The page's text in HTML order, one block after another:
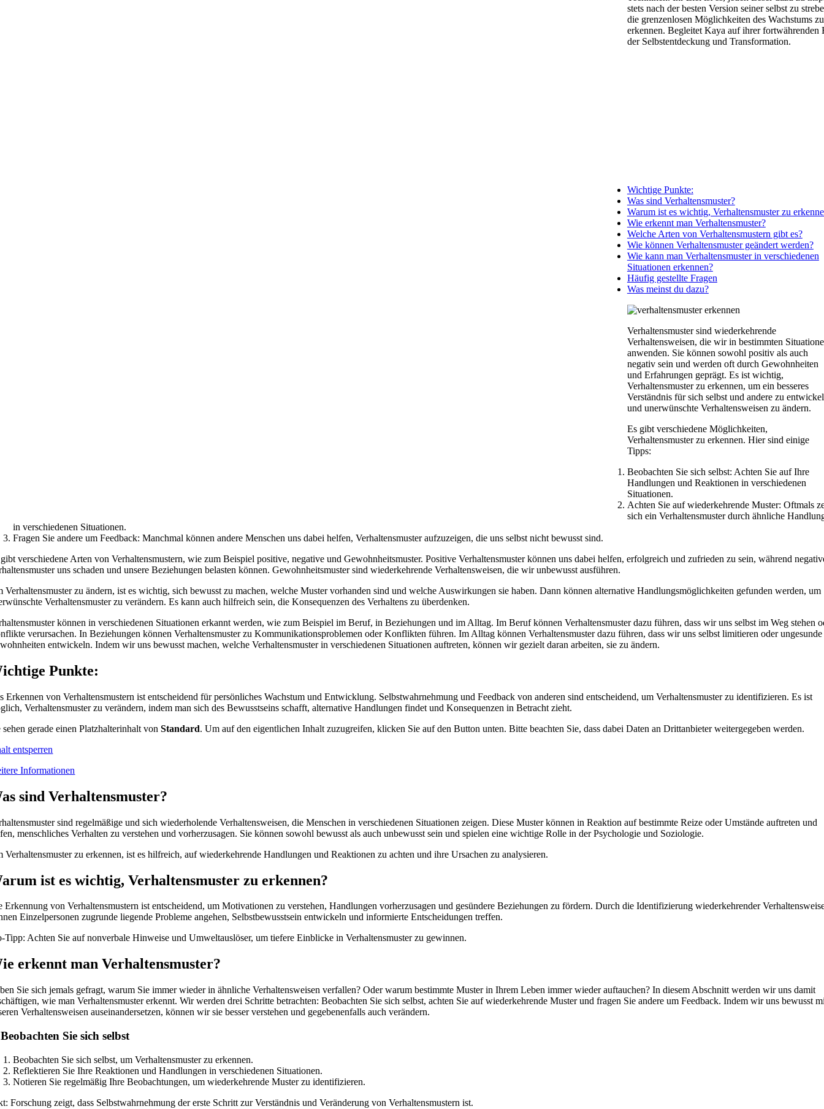
stets nach der besten Version seiner selbst zu
die grenzenlosen Möglichkeiten des Wachstums zu
erkennen. Begleitet Kaya auf ihrer fortwährenden
der Selbstentdeckung und Transformation.
Wichtige Punkte:
Was sind Verhaltensmuster?
Warum ist es wichtig, Verhaltensmuster zu
Wie erkennt man Verhaltensmuster?
Welche Arten von Verhaltensmustern gibt es?
Wie können Verhaltensmuster geändert werden?
Wie kann man Verhaltensmuster in verschiedenen
Situationen erkennen?
Häufig gestellte Fragen
Was meinst du dazu?
Verhaltensmuster sind wiederkehrende
Verhaltensweisen, die wir in bestimmten
anwenden. Sie können sowohl positiv als auch
negativ sein und werden oft durch Gewohnheiten
und Erfahrungen geprägt. Es ist wichtig,
Verhaltensmuster zu erkennen, um ein besseres
Verständnis für sich selbst und andere zu
und unerwünschte Verhaltensweisen zu ändern.
Es gibt verschiedene Möglichkeiten,
Verhaltensmuster zu erkennen. Hier sind einige
Tipps:
Beobachten Sie sich selbst: Achten Sie auf Ihre
Handlungen und Reaktionen in verschiedenen
Situationen.
Achten Sie auf wiederkehrende Muster: Oftmals
sich ein Verhaltensmuster durch ähnliche
in verschiedenen Situationen.
Fragen Sie andere um Feedback: Manchmal können andere Menschen uns dabei helfen, Verhaltensmuster aufzuzeigen, die uns selbst nicht bewusst sind.
verschiedene Arten von Verhaltensmustern, wie zum Beispiel positive, negative und Gewohnheitsmuster. Positive Verhaltensmuster können uns dabei helfen, erfolgreich und zufrieden zu sein, während
uns schaden und unsere Beziehungen belasten können. Gewohnheitsmuster sind wiederkehrende Verhaltensweisen, die wir unbewusst ausführen.
Verhaltensmuster zu ändern, ist es wichtig, sich bewusst zu machen, welche Muster vorhanden sind und welche Auswirkungen sie haben. Dann können alternative Handlungsmöglichkeiten gefunden werden, um
Verhaltensmuster zu verändern. Es kann auch hilfreich sein, die Konsequenzen des Verhaltens zu überdenken.
können in verschiedenen Situationen erkannt werden, wie zum Beispiel im Beruf, in Beziehungen und im Alltag. Im Beruf können Verhaltensmuster dazu führen, dass wir uns selbst im Weg stehen
verursachen. In Beziehungen können Verhaltensmuster zu Kommunikationsproblemen oder Konflikten führen. Im Alltag können Verhaltensmuster dazu führen, dass wir uns selbst limitieren oder ungesunde
entwickeln. Indem wir uns bewusst machen, welche Verhaltensmuster in verschiedenen Situationen auftreten, können wir gezielt daran arbeiten, sie zu ändern.
Punkte:
Erkennen von Verhaltensmustern ist entscheidend für persönliches Wachstum und Entwicklung. Selbstwahrnehmung und Feedback von anderen sind entscheidend, um Verhaltensmuster zu identifizieren. Es ist
Verhaltensmuster zu verändern, indem man sich des Bewusstseins schafft, alternative Handlungen findet und Konsequenzen in Betracht zieht.
sehen gerade einen Platzhalterinhalt vonStandard. Um auf den eigentlichen Inhalt zuzugreifen, klicken Sie auf den Button unten. Bitte beachten Sie, dass dabei Daten an Drittanbieter weitergegeben werden.
entsperren
Informationen
sind Verhaltensmuster?
sind regelmäßige und sich wiederholende Verhaltensweisen, die Menschen in verschiedenen Situationen zeigen. Diese Muster können in Reaktion auf bestimmte Reize oder Umstände auftreten und
menschliches Verhalten zu verstehen und vorherzusagen. Sie können sowohl bewusst als auch unbewusst sein und spielen eine wichtige Rolle in der Psychologie und Soziologie.
Verhaltensmuster zu erkennen, ist es hilfreich, auf wiederkehrende Handlungen und Reaktionen zu achten und ihre Ursachen zu analysieren.
ist es wichtig, Verhaltensmuster zu erkennen?
Erkennung von Verhaltensmustern ist entscheidend, um Motivationen zu verstehen, Handlungen vorherzusagen und gesündere Beziehungen zu fördern. Durch die Identifizierung wiederkehrender
Einzelpersonen zugrunde liegende Probleme angehen, Selbstbewusstsein entwickeln und informierte Entscheidungen treffen.
Tipp: Achten Sie auf nonverbale Hinweise und Umweltauslöser, um tiefere Einblicke in Verhaltensmuster zu gewinnen.
erkennt man Verhaltensmuster?
Sie sich jemals gefragt, warum Sie immer wieder in ähnliche Verhaltensweisen verfallen? Oder warum bestimmte Muster in Ihrem Leben immer wieder auftauchen? In diesem Abschnitt werden wir uns damit
wie man Verhaltensmuster erkennt. Wir werden drei Schritte betrachten: Beobachten Sie sich selbst, achten Sie auf wiederkehrende Muster und fragen Sie andere um Feedback. Indem wir uns bewusst
Verhaltensweisen auseinandersetzen, können wir sie besser verstehen und gegebenenfalls auch verändern.
Sie sich selbst
Beobachten Sie sich selbst, um Verhaltensmuster zu erkennen.
Reflektieren Sie Ihre Reaktionen und Handlungen in verschiedenen Situationen.
Notieren Sie regelmäßig Ihre Beobachtungen, um wiederkehrende Muster zu identifizieren.
Forschung zeigt, dass Selbstwahrnehmung der erste Schritt zur Verständnis und Veränderung von Verhaltensmustern ist.